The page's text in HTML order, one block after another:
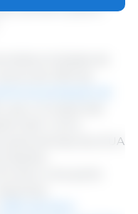
animal e para a
limitada de
de 20% da
total. Como
animais dos EUA
uma parte